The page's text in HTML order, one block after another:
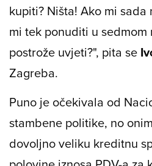
kupiti? Ništa! Ako mi
mi tek ponuditi u sedmom
postrože uvjeti?", pita se
Zagreba.
Puno je očekivala od
stambene politike, no
dovoljno veliku kreditnu